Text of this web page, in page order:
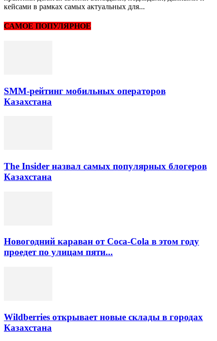
кейсами в рамках самых актуальных для...
САМОЕ ПОПУЛЯРНОЕ
SMM-рейтинг мобильных операторов
Казахстана
The Insider назвал самых популярных блогеров
Казахстана
Новогодний караван от Coca-Cola в этом году
проедет по улицам пяти...
Wildberries открывает новые склады в городах
Казахстана